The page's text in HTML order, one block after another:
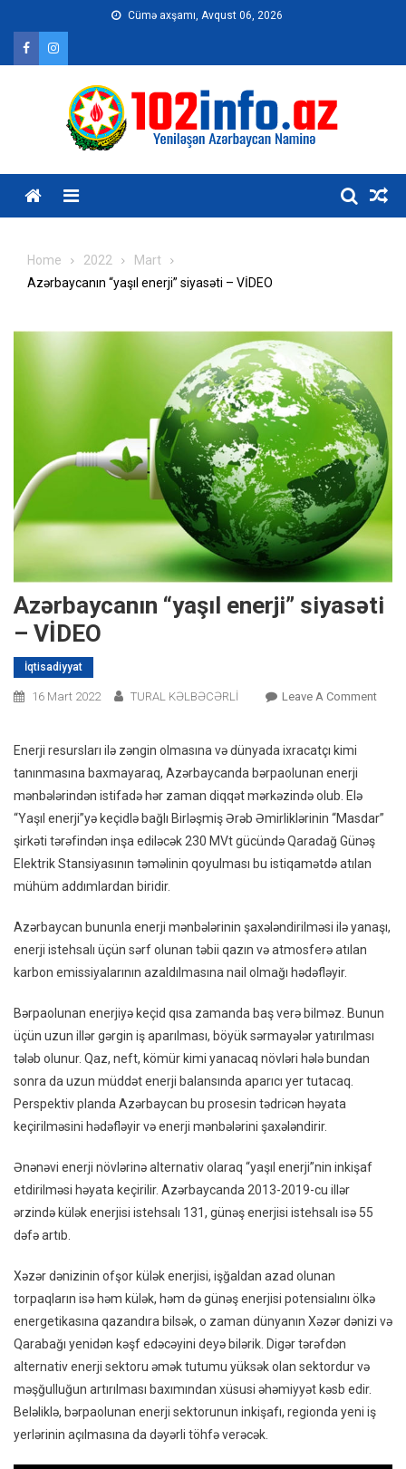
content
Cümə axşamı, Avqust 06, 2026
Home 2022
Mart
Azərbaycanın “yaşıl enerji” siyasəti – VİDEO
Azərbaycanın “yaşıl enerji” siyasəti
– VİDEO
İqtisadiyyat
16 Mart 2022 TURAL KƏLBƏCƏRLİ Leave A CommentOn
Enerji resursları ilə zəngin olmasına və dünyada ixracatçı kimi
tanınmasına baxmayaraq, Azərbaycanda bərpaolunan enerji
mənbələrindən istifadə hər zaman diqqət mərkəzində olub. Elə
“Yaşıl enerji”yə keçidlə bağlı Birləşmiş Ərəb Əmirliklərinin “Masdar”
şirkəti tərəfindən inşa ediləcək 230 MVt gücündə Qaradağ Günəş
Elektrik Stansiyasının təməlinin qoyulması bu istiqamətdə atılan
mühüm addımlardan biridir.
Azərbaycan bununla enerji mənbələrinin şaxələndirilməsi ilə yanaşı,
enerji istehsalı üçün sərf olunan təbii qazın və atmosferə atılan
karbon emissiyalarının azaldılmasına nail olmağı hədəfləyir.
Bərpaolunan enerjiyə keçid qısa zamanda baş verə bilməz. Bunun
üçün uzun illər gərgin iş aparılması, böyük sərmayələr yatırılması
tələb olunur. Qaz, neft, kömür kimi yanacaq növləri hələ bundan
sonra da uzun müddət enerji balansında aparıcı yer tutacaq.
Perspektiv planda Azərbaycan bu prosesin tədricən həyata
keçirilməsini hədəfləyir və enerji mənbələrini şaxələndirir.
Ənənəvi enerji növlərinə alternativ olaraq “yaşıl enerji”nin inkişaf
etdirilməsi həyata keçirilir. Azərbaycanda 2013-2019-cu illər
ərzində külək enerjisi istehsalı 131, günəş enerjisi istehsalı isə 55
dəfə artıb.
Xəzər dənizinin ofşor külək enerjisi, işğaldan azad olunan
torpaqların isə həm külək, həm də günəş enerjisi potensialını ölkə
energetikasına qazandıra bilsək, o zaman dünyanın Xəzər dənizi və
Qarabağı yenidən kəşf edəcəyini deyə bilərik. Digər tərəfdən
alternativ enerji sektoru əmək tutumu yüksək olan sektordur və
məşğulluğun artırılması baxımından xüsusi əhəmiyyət kəsb edir.
Beləliklə, bərpaolunan enerji sektorunun inkişafı, regionda yeni iş
yerlərinin açılmasına da dəyərli töhfə verəcək.